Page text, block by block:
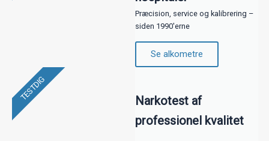
Præcision, service og kalibrering –
siden 1990'erne
Se alkometre
Narkotest af
professionel kvalitet
TESTDIG